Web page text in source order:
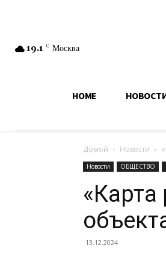
19.1 C Москва
HOME
Домой Новости
Новости ОБЩЕСТВО
13.12.2024